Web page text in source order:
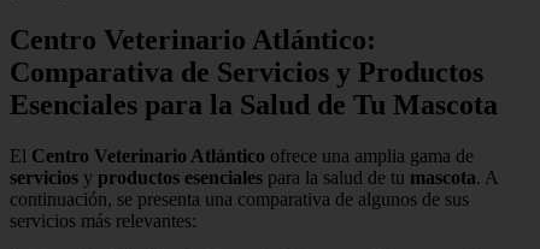
Centro Veterinario Atlántico:
Comparativa de Servicios y Productos
Esenciales para la Salud de Tu Mascota
El Centro Veterinario Atlántico ofrece una amplia gama de
servicios y productos esenciales para la salud de tu mascota. A
continuación, se presenta una comparativa de algunos de sus
servicios más relevantes: